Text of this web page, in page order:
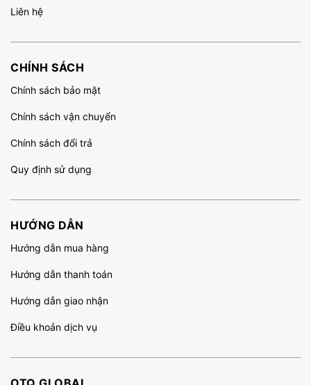
Liên hệ
CHÍNH SÁCH
Chính sách bảo mật
Chính sách vận chuyển
Chính sách đổi trả
Quy định sử dụng
HƯỚNG DẪN
Hướng dẫn mua hàng
Hướng dẫn thanh toán
Hướng dẫn giao nhận
Điều khoản dịch vụ